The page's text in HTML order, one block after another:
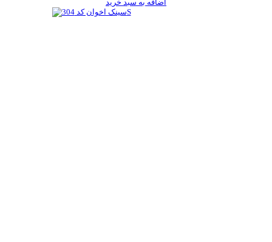
اضافه به سبد خرید